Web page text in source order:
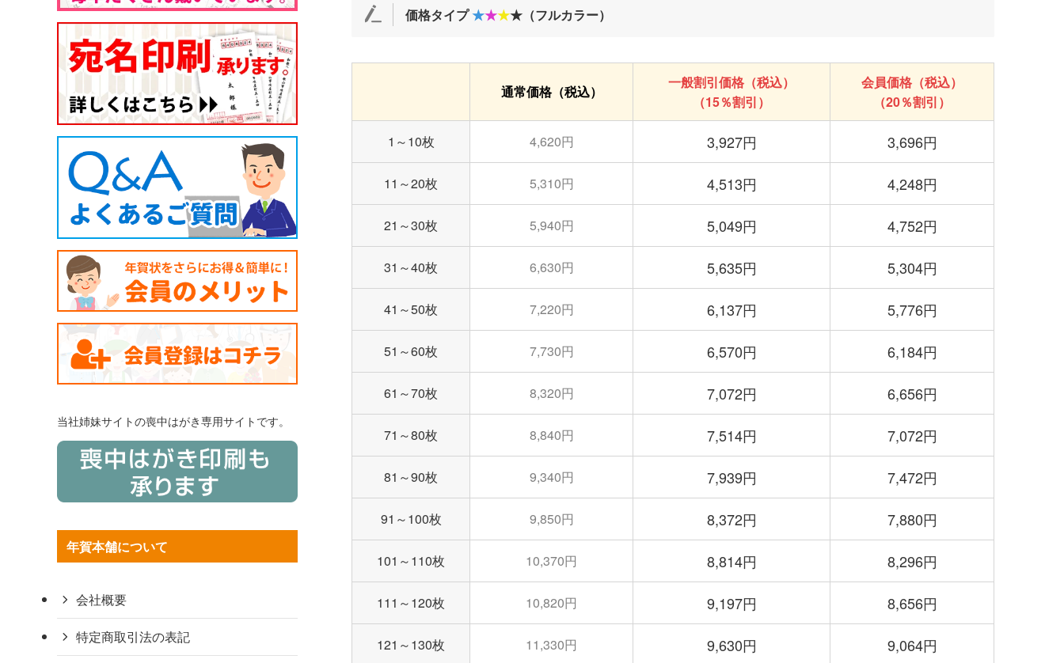
価格タイプ★★★★（フルカラー）
通常価格（税込）
一般割引価格（税込）
（15％割引）
会員価格（税込）
（20％割引）
1～10枚 4,620円 3,927円 3,696円
11～20枚 5,310円 4,513円 4,248円
21～30枚 5,940円 5,049円 4,752円
31～40枚 6,630円 5,635円 5,304円
41～50枚 7,220円 6,137円 5,776円
51～60枚 7,730円 6,570円 6,184円
61～70枚 8,320円 7,072円 6,656円
71～80枚 8,840円 7,514円 7,072円
81～90枚 9,340円 7,939円 7,472円
91～100枚 9,850円 8,372円 7,880円
101～110枚 10,370円 8,814円 8,296円
111～120枚 10,820円 9,197円 8,656円
121～130枚 11,330円 9,630円 9,064円
当社姉妹サイトの喪中はがき専用サイトです。
年賀本舗について
会社概要
特定商取引法の表記